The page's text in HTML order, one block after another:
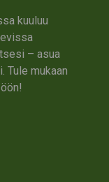
kuuluu
– asua
Tule mukaan